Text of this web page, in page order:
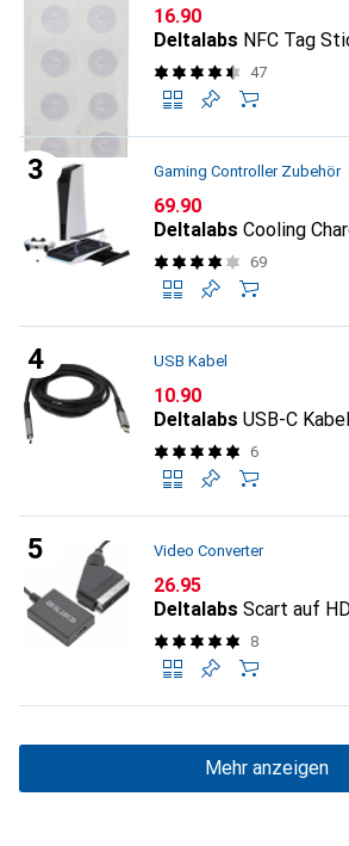
CHF
16.90
Deltalabs NFC Tag
47
Gaming Controller Zubehör
CHF
69.90
Deltalabs Cooling
69
USB Kabel
CHF
10.90
Deltalabs USB-C
6
Video Converter
CHF
26.95
Deltalabs Scart auf
8
Mehr anzeigen